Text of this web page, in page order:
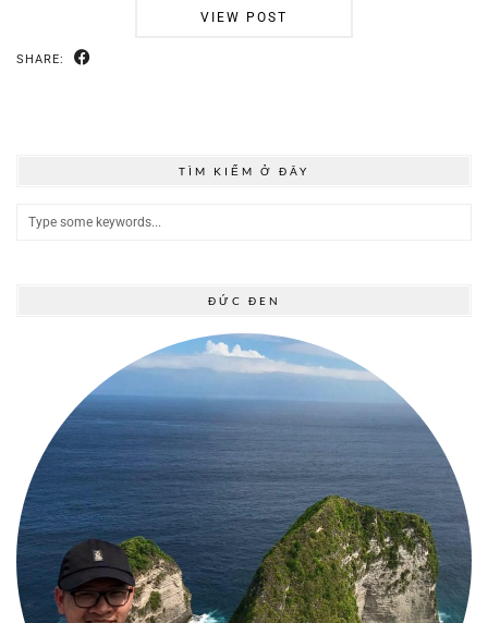
VIEW POST
SHARE:
TÌM KIẾM Ở ĐÂY
ĐỨC ĐEN